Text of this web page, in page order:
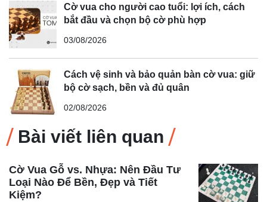
Cờ vua cho người cao tuổi: lợi ích, cách
bắt đầu và chọn bộ cờ phù hợp
03/08/2026
Cách vệ sinh và bảo quản bàn cờ vua: giữ
bộ cờ sạch, bền và đủ quân
02/08/2026
Bài viết liên quan
Cờ Vua Gỗ vs. Nhựa: Nên Đầu Tư
Loại Nào Để Bền, Đẹp và Tiết
Kiệm?